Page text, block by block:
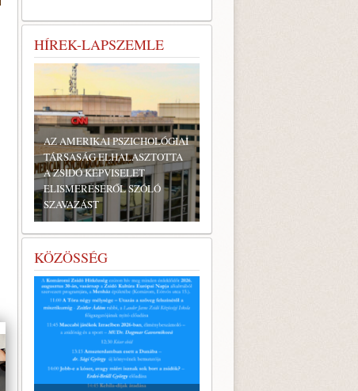
HÍREK-LAPSZEMLE
AZ AMERIKAI PSZICHOLÓGIAI
TÁRSASÁG ELHALASZTOTTA
A ZSIDÓ KÉPVISELET
ELISMERÉSÉRŐL SZÓLÓ
SZAVAZÁST
KÖZÖSSÉG